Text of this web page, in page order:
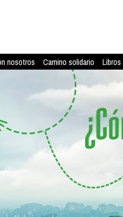
nosotros Camino solidario Libros